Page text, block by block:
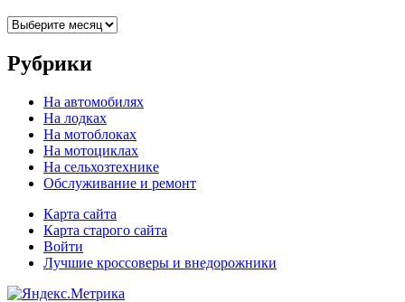
Архивы
Рубрики
На автомобилях
На лодках
На мотоблоках
На мотоциклах
На сельхозтехнике
Обслуживание и ремонт
Карта сайта
Карта старого сайта
Войти
Лучшие кроссоверы и внедорожники